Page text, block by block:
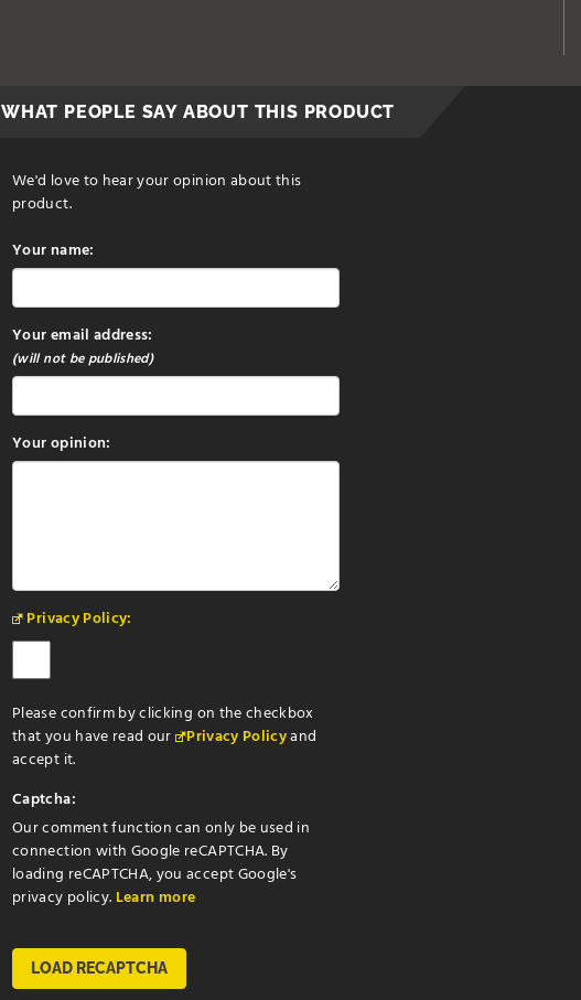
WHAT PEOPLE SAY ABOUT THIS PRODUCT
We'd love to hear your opinion about this
product.
Your name:
Your email address:
(will not be published)
Your opinion:
Privacy Policy:
Please confirm by clicking on the checkbox
that you have read our Privacy Policyand
accept it.
Captcha:
Our comment function can only be used in
connection with Google reCAPTCHA. By
loading reCAPTCHA, you accept Google's
privacy policy. Learn more
LOAD RECAPTCHA